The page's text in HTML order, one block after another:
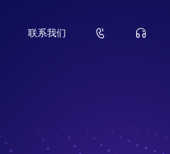
联系我们  